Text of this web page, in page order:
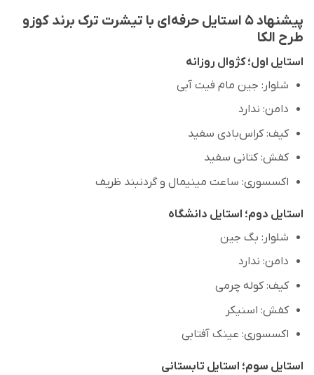
پیشنهاد ۵ استایل حرفه‌ای با تیشرت ترک برند کوزو
طرح الکا
استایل اول؛ کژوال روزانه
شلوار: جین مام فیت آبی
دامن: ندارد
کیف: کراس‌بادی سفید
کفش: کتانی سفید
اکسسوری: ساعت مینیمال و گردنبند ظریف
استایل دوم؛ استایل دانشگاه
شلوار: بگ جین
دامن: ندارد
کیف: کوله چرمی
کفش: اسنیکر
اکسسوری: عینک آفتابی
استایل سوم؛ استایل تابستانی